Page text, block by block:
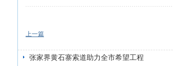
上一篇
张家界黄石寨索道助力全市希望工程